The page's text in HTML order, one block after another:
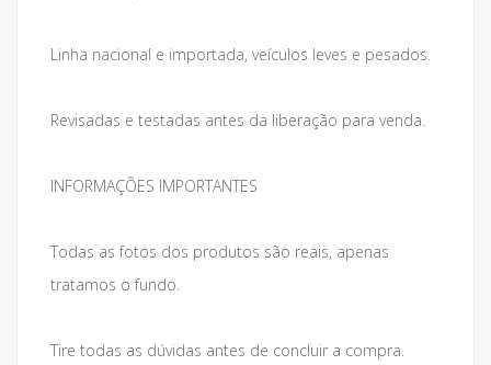
Linha nacional e importada, veículos leves e pesados.
Revisadas e testadas antes da liberação para venda.
INFORMAÇÕES IMPORTANTES
Todas as fotos dos produtos são reais, apenas
tratamos o fundo.
Tire todas as dúvidas antes de concluir a compra.